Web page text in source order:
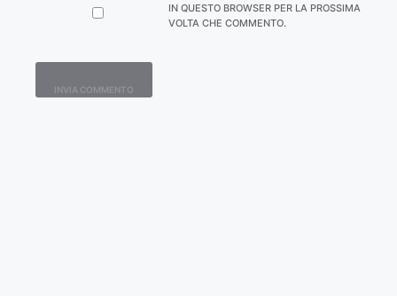
IN QUESTO BROWSER PER LA PROSSIMA
VOLTA CHE COMMENTO.